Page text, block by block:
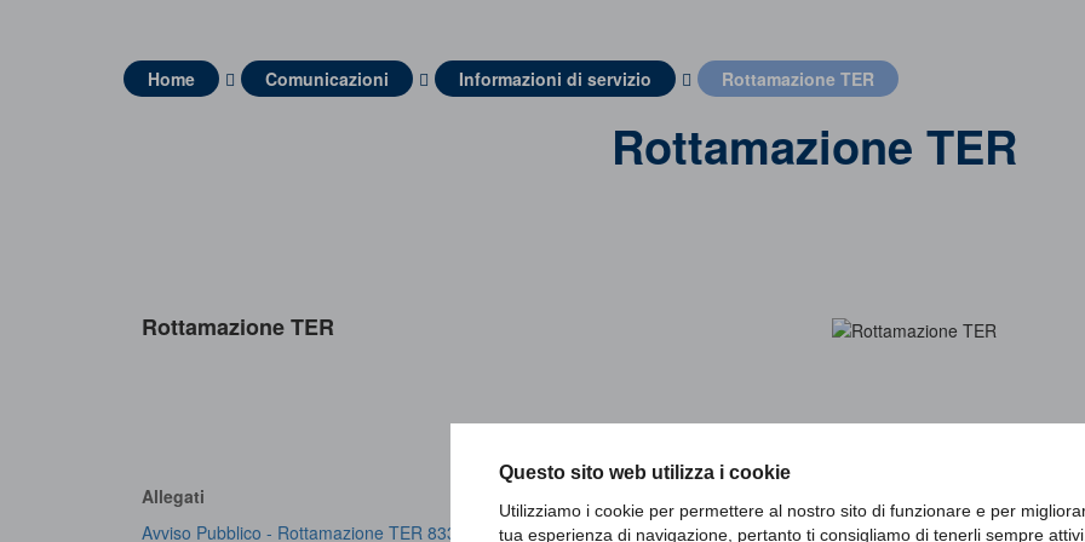
Questo sito web utilizza i cookie
Utilizziamo i cookie per permettere al nostro sito di funzionare e per
tua esperienza di navigazione, pertanto ti consigliamo di tenerli sempre attivi.
Home Comunicazioni Informazioni di servizio Rottamazione TER
Rottamazione TER
Rottamazione TER
Allegati
Avviso Pubblico - Rottamazione TER 833f7f9370 34